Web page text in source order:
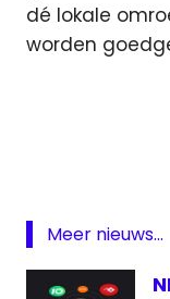
dé lokale
worden
subsidie
Meer nieuws...